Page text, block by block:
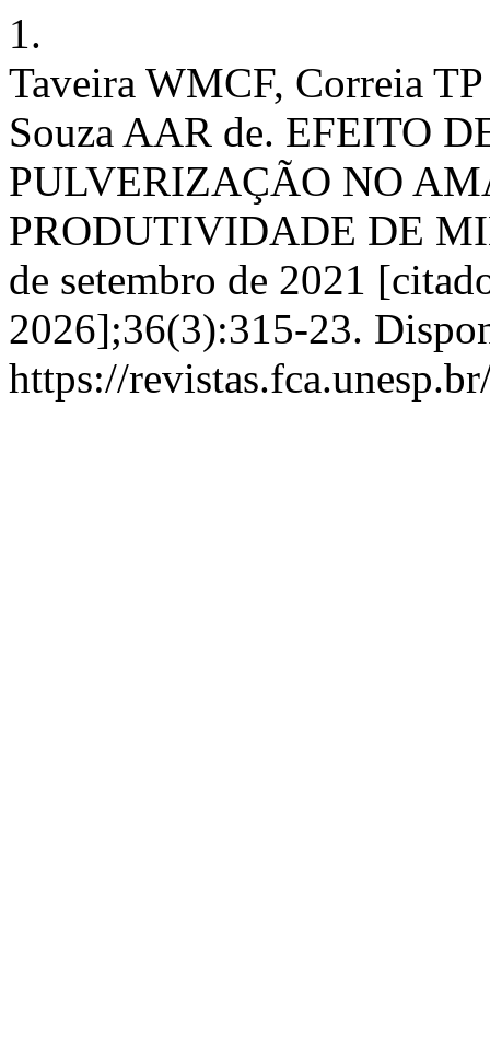
1.
Taveira WMCF, Correia
Souza AAR de. EFEITO
PULVERIZAÇÃO NO
PRODUTIVIDADE DE
de setembro de 2021
2026];36(3):315-23.
https://